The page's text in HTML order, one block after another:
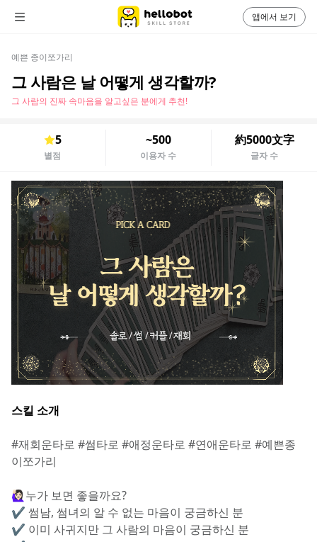
예쁜 종이쪼가리
그 사람은 날 어떻게 생각할까?
그 사람의 진짜 속마음을 알고싶은 분에게 추천!
5
별점
~500
이용자 수
約5000文字
글자 수
스킬 소개
#재회운타로 #썸타로 #애정운타로 #연애운타로 #예쁜종
이쪼가리
🙋🏻‍♀️누가 보면 좋을까요?
✔️ 썸남, 썸녀의 알 수 없는 마음이 궁금하신 분
✔️ 이미 사귀지만 그 사람의 마음이 궁금하신 분
앱에서 보기